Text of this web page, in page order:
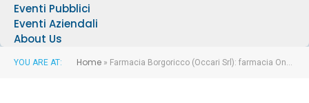
Eventi Pubblici
Eventi Aziendali
About Us
YOU ARE AT: Home » Farmacia Borgoricco (Occari Srl): farmacia Oncologica Specializzata nell’Oncology Care